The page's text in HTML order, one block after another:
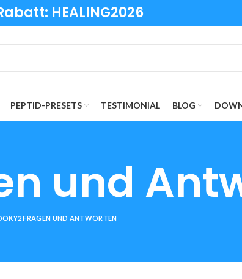
HEALING2026
PEPTID-PRESETS TESTIMONIAL BLOG
und
FRAGEN UND ANTWORTEN